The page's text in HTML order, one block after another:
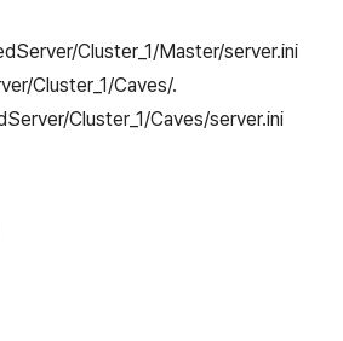
Cluster_1/Master/server.ini
Cluster_1/Caves/.
Cluster_1/Caves/server.ini